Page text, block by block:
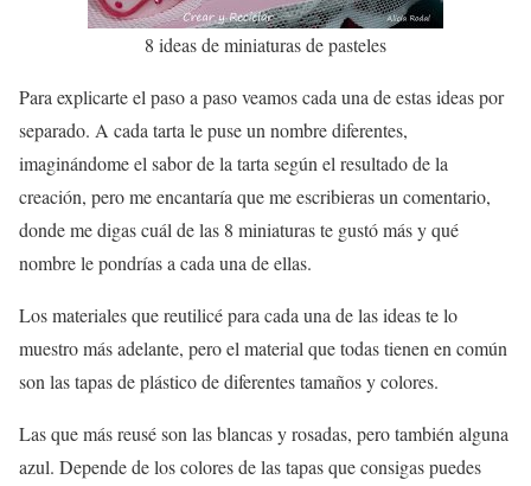
8 ideas de miniaturas de pasteles
Para explicarte el paso a paso veamos cada una de estas ideas por
separado. A cada tarta le puse un nombre diferentes,
imaginándome el sabor de la tarta según el resultado de la
creación, pero me encantaría que me escribieras un comentario,
donde me digas cuál de las 8 miniaturas te gustó más y qué
nombre le pondrías a cada una de ellas.
Los materiales que reutilicé para cada una de las ideas te lo
muestro más adelante, pero el material que todas tienen en común
son las tapas de plástico de diferentes tamaños y colores.
Las que más reusé son las blancas y rosadas, pero también alguna
azul. Depende de los colores de las tapas que consigas puedes